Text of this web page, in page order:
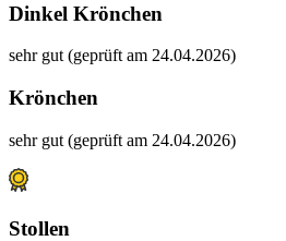
Dinkel Krönchen
sehr gut (geprüft am 24.04.2026)
Krönchen
sehr gut (geprüft am 24.04.2026)
Stollen